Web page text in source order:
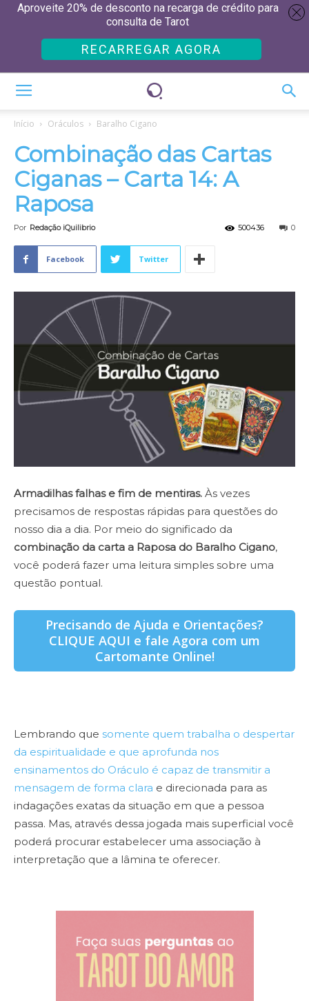
Início Oráculos Baralho Cigano
Combinação das Cartas
Ciganas – Carta 14: A
Raposa
Por Redação iQuilibrio 0
500436
Facebook Twitter
Armadilhas falhas e fim de mentiras. Às vezes
precisamos de respostas rápidas para questões do
nosso dia a dia. Por meio do significado da
combinação da carta a Raposa do Baralho Cigano,
você poderá fazer uma leitura simples sobre uma
questão pontual.
Precisando de Ajuda e Orientações?
CLIQUE AQUI e fale Agora com um
Cartomante Online!
Lembrando que somente quem trabalha o despertar
da espiritualidade e que aprofunda nos
ensinamentos do Oráculo é capaz de transmitir a
mensagem de forma clara e direcionada para as
indagações exatas da situação em que a pessoa
passa. Mas, através dessa jogada mais superficial você
poderá procurar estabelecer uma associação à
interpretação que a lâmina te oferecer.
Aproveite 20% de desconto na recarga de crédito para
consulta de Tarot
RECARREGAR AGORA